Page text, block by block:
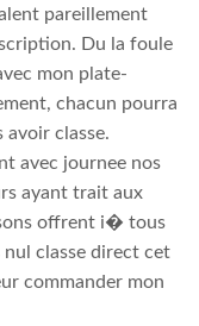
pareillement
Du la foule
mon plate-
chacun pourra
avoir classe.
avec journee nos
ayant trait aux
offrent i� tous
nul classe direct cet
commander mon